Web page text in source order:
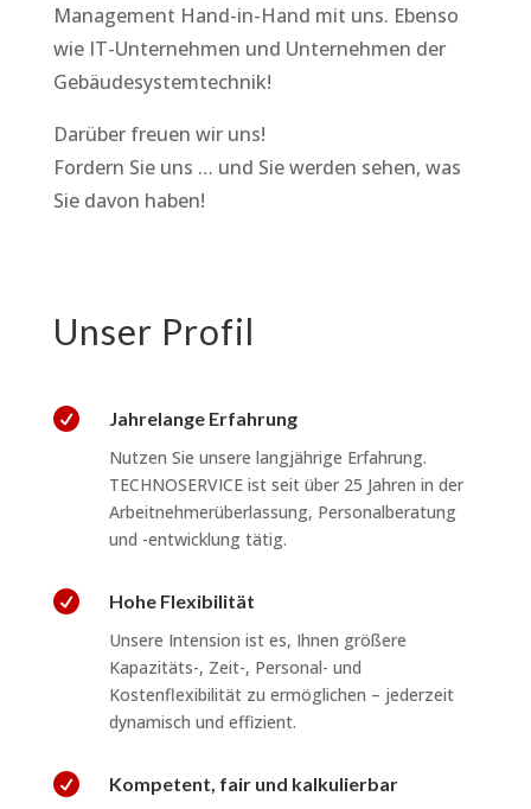
Management Hand-in-Hand mit uns. Ebenso
wie IT-Unternehmen und Unternehmen der
Gebäudesystemtechnik!
Darüber freuen wir uns!
Fordern Sie uns … und Sie werden sehen, was
Sie davon haben!
Unser Profil

Jahrelange Erfahrung
Nutzen Sie unsere langjährige Erfahrung.
TECHNOSERVICE ist seit über 25 Jahren in der
Arbeitnehmerüberlassung, Personalberatung
und -entwicklung tätig.

Hohe Flexibilität
Unsere Intension ist es, Ihnen größere
Kapazitäts-, Zeit-, Personal- und
Kostenflexibilität zu ermöglichen – jederzeit
dynamisch und effizient.

Kompetent, fair und kalkulierbar